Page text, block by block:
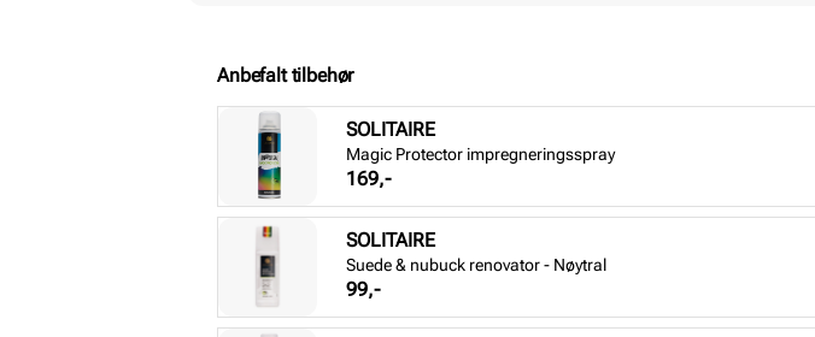
Anbefalt tilbehør
SOLITAIRE
Magic Protector impregneringsspray
Pris
169,-
SOLITAIRE
Suede & nubuck renovator - Nøytral
Pris
99,-